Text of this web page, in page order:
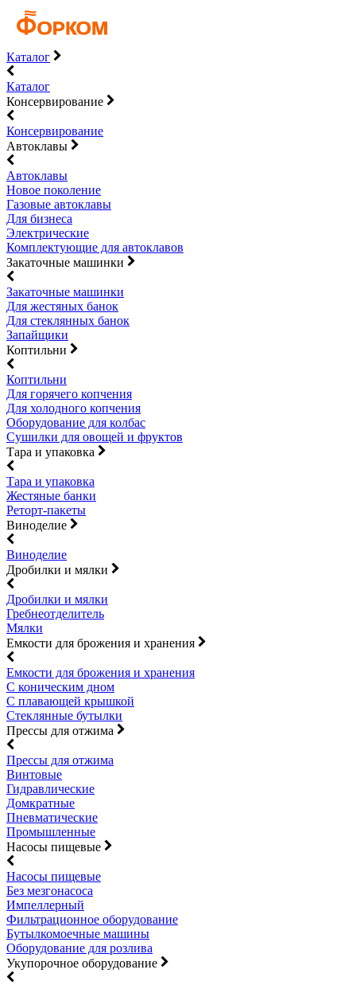
Каталог
Каталог
Консервирование
Консервирование
Автоклавы
Автоклавы
Новое поколение
Газовые автоклавы
Для бизнеса
Электрические
Комплектующие для автоклавов
Закаточные машинки
Закаточные машинки
Для жестяных банок
Для стеклянных банок
Запайщики
Коптильни
Коптильни
Для горячего копчения
Для холодного копчения
Оборудование для колбас
Сушилки для овощей и фруктов
Тара и упаковка
Тара и упаковка
Жестяные банки
Реторт-пакеты
Виноделие
Виноделие
Дробилки и мялки
Дробилки и мялки
Гребнеотделитель
Мялки
Емкости для брожения и хранения
Емкости для брожения и хранения
С коническим дном
С плавающей крышкой
Стеклянные бутылки
Прессы для отжима
Прессы для отжима
Винтовые
Гидравлические
Домкратные
Пневматические
Промышленные
Насосы пищевые
Насосы пищевые
Без мезгонасоса
Импеллерный
Фильтрационное оборудование
Бутылкомоечные машины
Оборудование для розлива
Укупорочное оборудование